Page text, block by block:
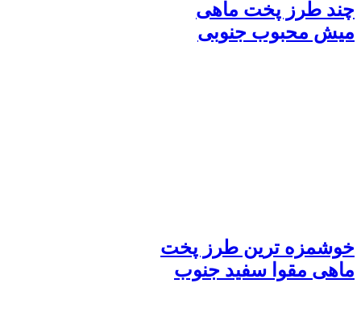
چند طرز پخت ماهی
میش محبوب جنوبی
خوشمزه ترین طرز پخت
ماهی مقوا سفید جنوب